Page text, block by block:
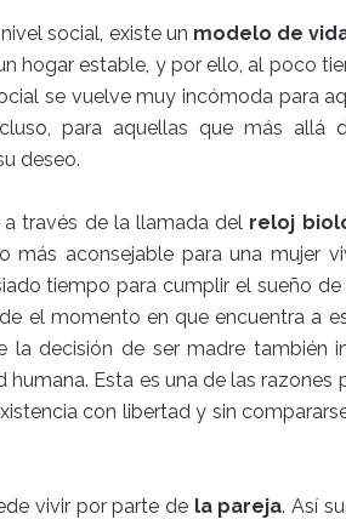
social, existe un modelo de
hogar estable, y por ello, al poco
se vuelve muy incómoda para
para aquellas que más allá
deseo.
través de la llamada del reloj
aconsejable para una mujer
tiempo para cumplir el sueño de
el momento en que encuentra a
decisión de ser madre también
Esta es una de las razones
con libertad y sin
vivir por parte de la pareja. Así